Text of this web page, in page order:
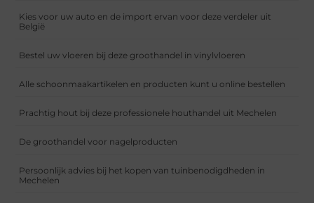
Kies voor uw auto en de import ervan voor deze verdeler uit
België
Bestel uw vloeren bij deze groothandel in vinylvloeren
Alle schoonmaakartikelen en producten kunt u online bestellen
Prachtig hout bij deze professionele houthandel uit Mechelen
De groothandel voor nagelproducten
Persoonlijk advies bij het kopen van tuinbenodigdheden in
Mechelen